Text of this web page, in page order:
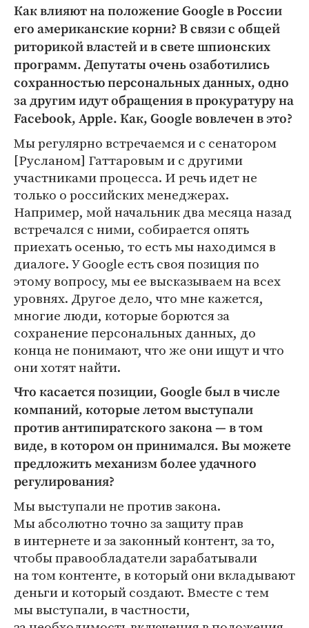
Как влияют на положение Google в России
его американские корни? В связи с общей
риторикой властей и в свете шпионских
программ. Депутаты очень озаботились
сохранностью персональных данных, одно
за другим идут обращения в прокуратуру на
Facebook, Apple. Как, Google вовлечен в это?
Мы регулярно встречаемся и с сенатором
[Русланом] Гаттаровым и с другими
участниками процесса. И речь идет не
только о российских менеджерах.
Например, мой начальник два месяца назад
встречался с ними, собирается опять
приехать осенью, то есть мы находимся в
диалоге. У Google есть своя позиция по
этому вопросу, мы ее высказываем на всех
уровнях. Другое дело, что мне кажется,
многие люди, которые борются за
сохранение персональных данных, до
конца не понимают, что же они ищут и что
они хотят найти.
Что касается позиции, Google был в числе
компаний, которые летом выступали
против антипиратского закона — в том
виде, в котором он принимался. Вы можете
предложить механизм более удачного
регулирования?
Мы выступали не против закона.
Мы абсолютно точно за защиту прав
в интернете и за законный контент, за то,
чтобы правообладатели зарабатывали
на том контенте, в который они вкладывают
деньги и который создают. Вместе с тем
мы выступали, в частности,